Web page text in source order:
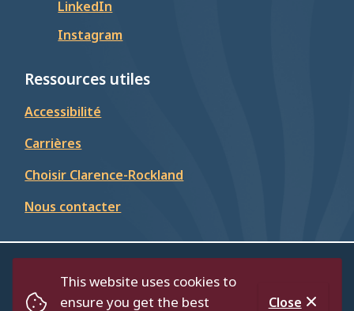
This website uses cookies to
ensure you get the best
Close
LinkedIn
Instagram
Ressources utiles
Accessibilité
Carrières
Choisir Clarence-Rockland
Nous contacter
Footer
RépertoirePolitique de confidentialité